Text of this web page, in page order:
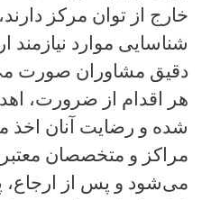
خارج از توان مرکز
شناسایی موارد نیازمند
دقیق مشاوران صورت
هر اقدام از ضرورت،
شده و رضایت آنان اخذ
مراکز و متخصصان معتبر
می‌شود و پس از ارجاع،